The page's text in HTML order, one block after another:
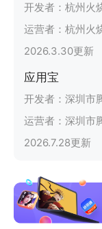
开发者： 杭州火
运营者： 杭州火
2026.3.30更新
应用宝
开发者： 深圳市
运营者： 深圳市
2026.7.28更新